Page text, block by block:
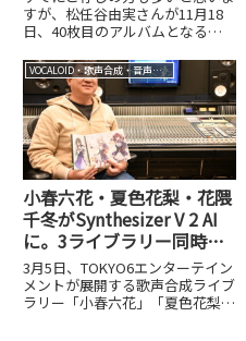
語る『Wormhole / Yumi
AraI』
すが、松任谷由実さんが11月18
日、40枚目のアルバムとなる
ースします。なぜ、ここに来て
「Yumi AraI」＝荒井由実の名義
なの？と不思議に思われる方もい
ると...
VOCALOID・歌声合成・音声合成
小春六花・夏色花梨・花隈
千冬がSynthesizer V 2 AI
に。3ライブラリー同時リ
リースの全貌を開発者に聞
く
3月5日、TOKYO6エンターテイン
メントが展開する歌声合成ライブ
ラリー「小春六花」「夏色花梨」